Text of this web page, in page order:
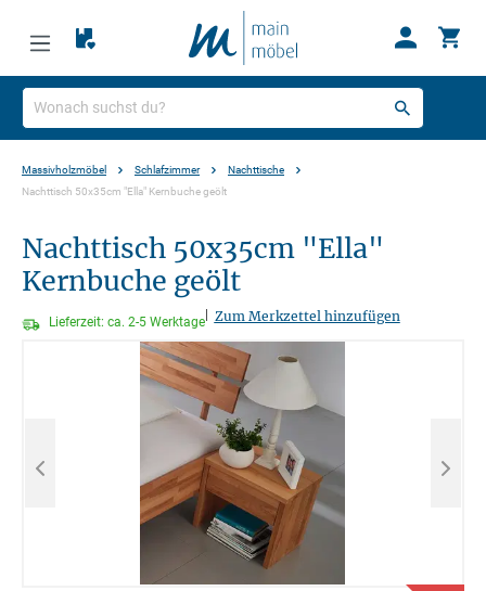
Massivholzmöbel Schlafzimmer
Nachttische
Nachttisch 50x35cm "Ella" Kernbuche geölt
Nachttisch 50x35cm "Ella"
Kernbuche geölt
Lieferzeit: ca. 2-5 Werktage Zum Merkzettel hinzufügen
Bildergalerie überspringen